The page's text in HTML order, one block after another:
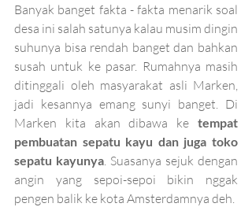
Banyak banget fakta - fakta menarik soal
desa ini salah satunya kalau musim dingin
suhunya bisa rendah banget dan bahkan
susah untuk ke pasar. Rumahnya masih
ditinggali oleh masyarakat asli Marken,
jadi kesannya emang sunyi banget. Di
Marken kita akan dibawa ke tempat
pembuatan sepatu kayu dan juga toko
sepatu kayunya . Suasanya sejuk dengan
angin yang sepoi-sepoi bikin nggak
pengen balik ke kota Amsterdamnya deh.